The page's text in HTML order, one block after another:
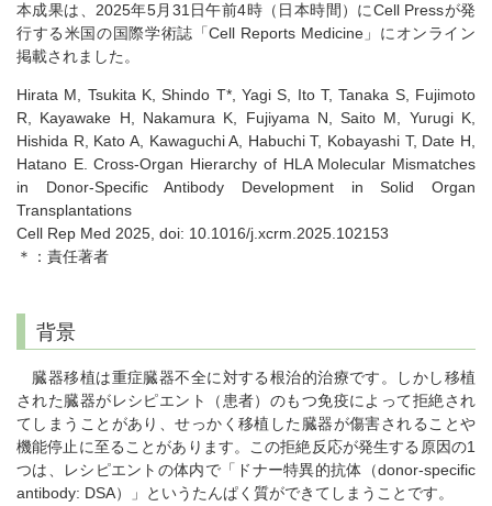
本成果は、2025年5月31日午前4時（日本時間）にCell Pressが発
行する米国の国際学術誌「Cell Reports Medicine」にオンライン
掲載されました。
Hirata M, Tsukita K, Shindo T*, Yagi S, Ito T, Tanaka S, Fujimoto
R, Kayawake H, Nakamura K, Fujiyama N, Saito M, Yurugi K,
Hishida R, Kato A, Kawaguchi A, Habuchi T, Kobayashi T, Date H,
Hatano E. Cross-Organ Hierarchy of HLA Molecular Mismatches
in Donor-Specific Antibody Development in Solid Organ
Transplantations
Cell Rep Med 2025, doi: 10.1016/j.xcrm.2025.102153
＊：責任著者
背景
臓器移植は重症臓器不全に対する根治的治療です。しかし移植
された臓器がレシピエント（患者）のもつ免疫によって拒絶され
てしまうことがあり、せっかく移植した臓器が傷害されることや
機能停止に至ることがあります。この拒絶反応が発生する原因の1
つは、レシピエントの体内で「ドナー特異的抗体（donor-specific
antibody: DSA）」というたんぱく質ができてしまうことです。